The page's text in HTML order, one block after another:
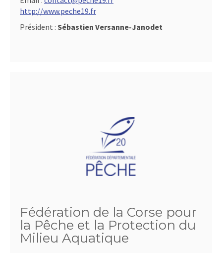
http://www.peche19.fr
Président : Sébastien Versanne-Janodet
Fédération de la Corse pour
la Pêche et la Protection du
Milieu Aquatique